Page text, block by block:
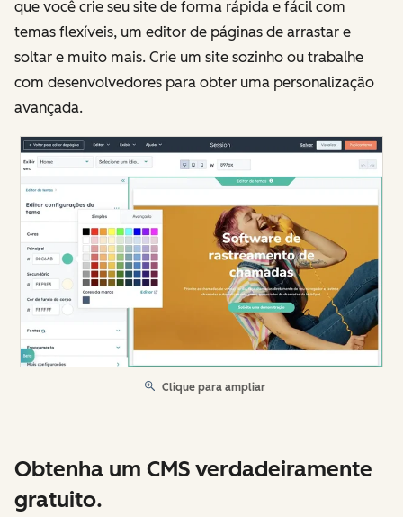
que você crie seu site de forma rápida e fácil com
temas flexíveis, um editor de páginas de arrastar e
soltar e muito mais. Crie um site sozinho ou trabalhe
com desenvolvedores para obter uma personalização
avançada.
Clique para ampliar
Obtenha um CMS verdadeiramente
gratuito.